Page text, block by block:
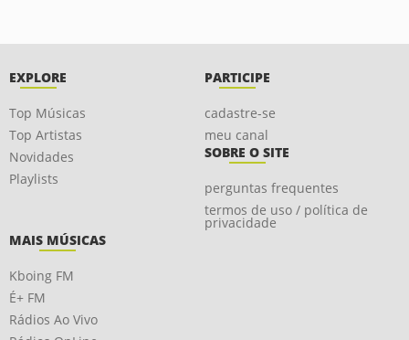
EXPLORE
Top Músicas
Top Artistas
Novidades
Playlists
PARTICIPE
cadastre-se
meu canal
SOBRE O SITE
perguntas frequentes
termos de uso / política de
privacidade
MAIS MÚSICAS
Kboing FM
É+ FM
Rádios Ao Vivo